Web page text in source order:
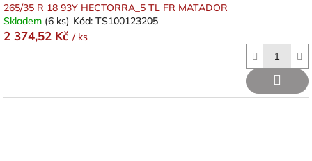
265/35 R 18 93Y HECTORRA_5 TL FR MATADOR
Skladem (6 ks) Kód: TS100123205
2 374,52 Kč / ks